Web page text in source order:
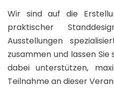
Wir sind auf die
praktischer
Ausstellungen
zusammen und lassen
dabei unterstützen,
Teilnahme an dieser